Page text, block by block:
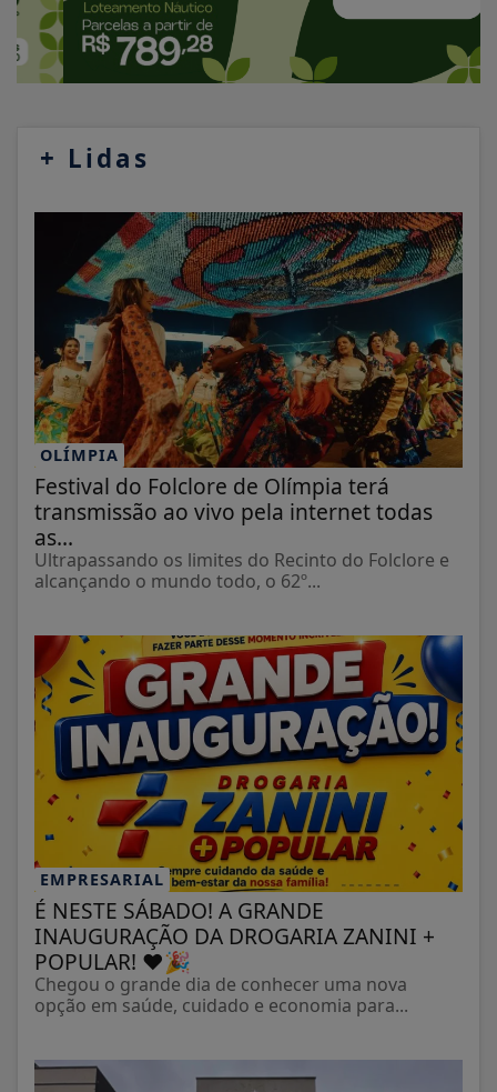
+ Lidas
OLÍMPIA
Festival do Folclore de Olímpia terá
transmissão ao vivo pela internet todas
as...
Ultrapassando os limites do Recinto do Folclore e
alcançando o mundo todo, o 62º...
EMPRESARIAL
É NESTE SÁBADO! A GRANDE
INAUGURAÇÃO DA DROGARIA ZANINI +
POPULAR! ❤️🎉
Chegou o grande dia de conhecer uma nova
opção em saúde, cuidado e economia para...